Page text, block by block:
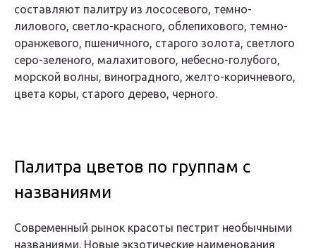
составляют палитру из лососевого, темно-
лилового, светло-красного, облепихового, темно-
оранжевого, пшеничного, старого золота, светлого
серо-зеленого, малахитового, небесно-голубого,
морской волны, виноградного, желто-коричневого,
цвета коры, старого дерево, черного.
Палитра цветов по группам с
названиями
Современный рынок красоты пестрит необычными
названиями. Новые экзотические наименования